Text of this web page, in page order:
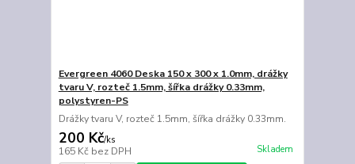
Evergreen 4060 Deska 150 x 300 x 1.0mm, drážky
tvaru V, rozteč 1.5mm, šířka drážky 0.33mm,
polystyren-PS
Drážky tvaru V, rozteč 1.5mm, šířka drážky 0.33mm.
200 Kč/ks
165 Kč bez DPH Skladem